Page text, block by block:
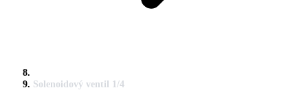
Solenoidový ventil 1/4